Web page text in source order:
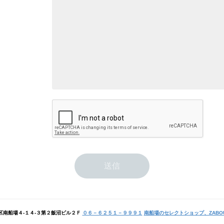
南船場４-１４-３第２飯沼ビル２Ｆ ０６－６２５１－９９９１ 南船場のセレクトショップ、